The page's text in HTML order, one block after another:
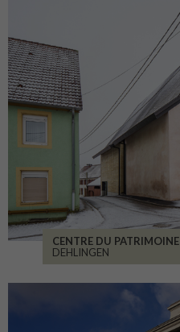
CENTRE DU PATRIMOINE
DEHLINGEN